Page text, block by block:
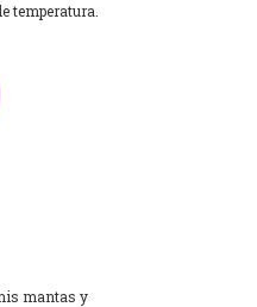
temperatura.
mantas y